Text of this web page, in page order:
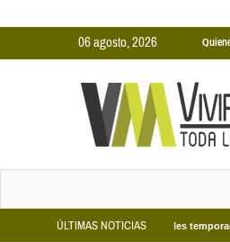
06 agosto, 2026
ÚLTIMAS NOTICIAS
Cubiertas Municipales temporada 2026-2027